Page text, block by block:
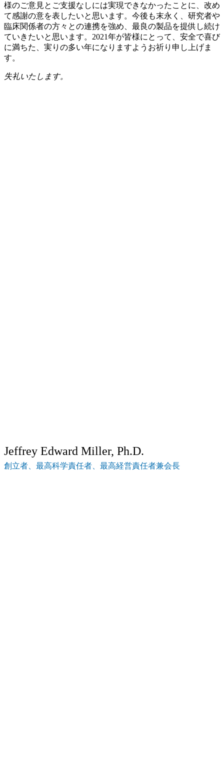
様のご意見とご支援なしには実現できなかったことに、改め
て感謝の意を表したいと思います。今後も末永く、研究者や
臨床関係者の方々との連携を強め、最良の製品を提供し続け
ていきたいと思います。2021年が皆様にとって、安全で喜び
に満ちた、実りの多い年になりますようお祈り申し上げま
す。
失礼いたします。
Jeffrey Edward Miller, Ph.D.
創立者、最高科学責任者、最高経営責任者兼会長